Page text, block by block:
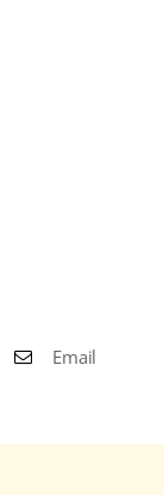
Email